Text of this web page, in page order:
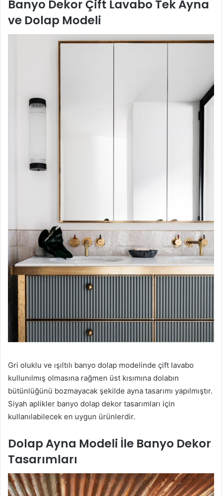
Banyo Dekor Çift Lavabo Tek Ayna
ve Dolap Modeli
Gri oluklu ve ışıltılı banyo dolap modelinde çift lavabo
kullunılmış olmasına rağmen üst kısımına dolabın
bütünlüğünü bozmayacak şekilde ayna tasarımı yapılmıştır.
Siyah aplikler banyo dolap dekor tasarımları için
kullanılabilecek en uygun ürünlerdir.
Dolap Ayna Modeli İle Banyo Dekor
Tasarımları